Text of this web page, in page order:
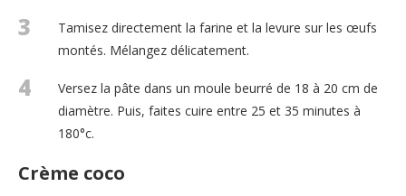
3
Tamisez directement la farine et la levure sur les œufs
montés. Mélangez délicatement.
4
Versez la pâte dans un moule beurré de 18 à 20 cm de
diamètre. Puis, faites cuire entre 25 et 35 minutes à
180°c.
Crème coco